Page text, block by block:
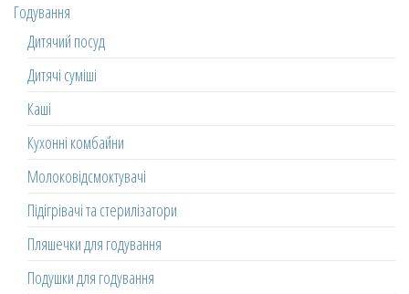
Годування
Дитячий посуд
Дитячі суміші
Каші
Кухонні комбайни
Молоковідсмоктувачі
Підігрівачі та стерилізатори
Пляшечки для годування
Подушки для годування